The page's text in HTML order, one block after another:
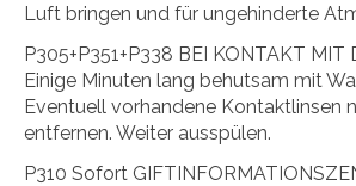
Luft bringen und für ungehinderte
P305+P351+P338 BEI KONTAKT MIT
Einige Minuten lang behutsam mit
Eventuell vorhandene Kontaktlinsen
entfernen. Weiter ausspülen.
P310 Sofort